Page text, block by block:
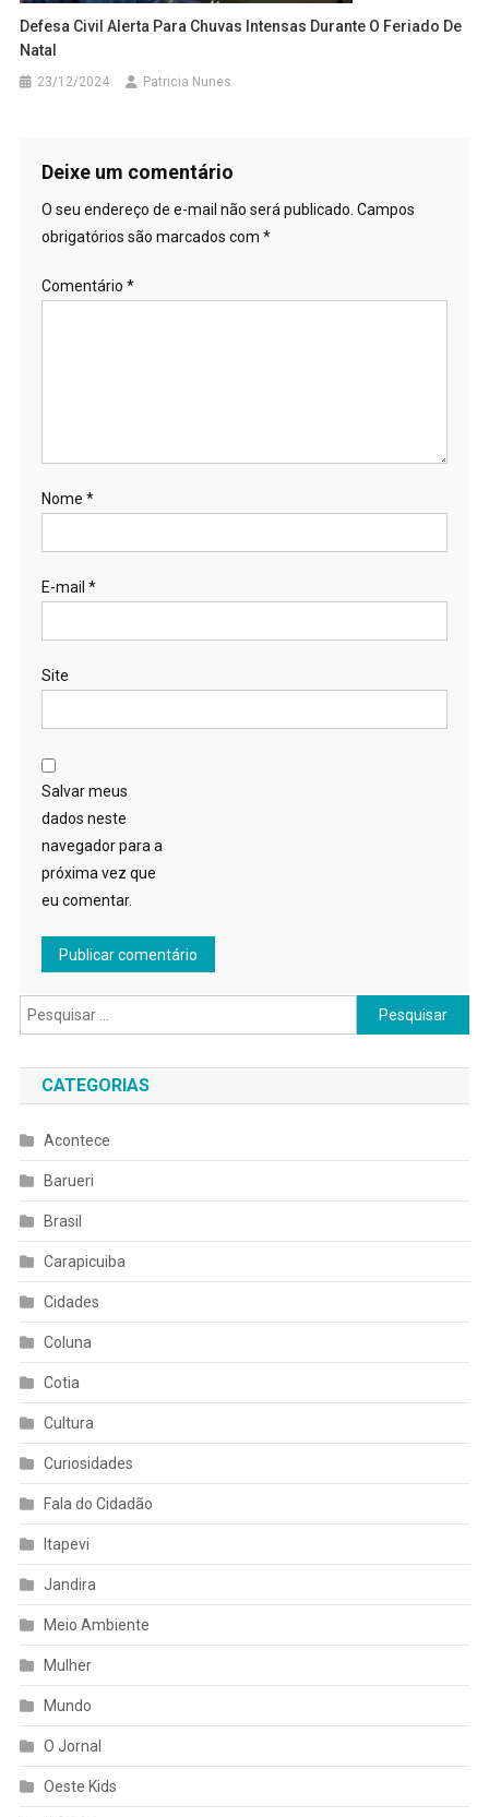
Defesa Civil Alerta Para Chuvas Intensas Durante O Feriado De
Natal
23/12/2024 Patricia Nunes
Deixe um comentário
O seu endereço de e-mail não será publicado. Campos
obrigatórios são marcados com *
Comentário *
Nome *
E-mail *
Site
Salvar meus
dados neste
navegador para a
próxima vez que
eu comentar.
Pesquisar
por:
CATEGORIAS
Acontece
Barueri
Brasil
Carapicuiba
Cidades
Coluna
Cotia
Cultura
Curiosidades
Fala do Cidadão
Itapevi
Jandira
Meio Ambiente
Mulher
Mundo
O Jornal
Oeste Kids